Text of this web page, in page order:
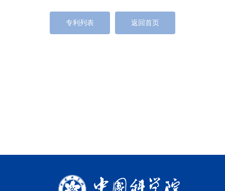
专利列表 返回首页